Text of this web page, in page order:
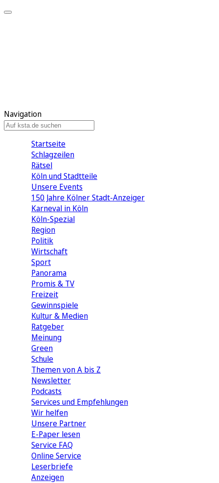
Navigation
Startseite
Schlagzeilen
Rätsel
Köln und Stadtteile
Unsere Events
150 Jahre Kölner Stadt-Anzeiger
Karneval in Köln
Köln-Spezial
Region
Politik
Wirtschaft
Sport
Panorama
Promis & TV
Freizeit
Gewinnspiele
Kultur & Medien
Ratgeber
Meinung
Green
Schule
Themen von A bis Z
Newsletter
Podcasts
Services und Empfehlungen
Wir helfen
Unsere Partner
E-Paper lesen
Service FAQ
Online Service
Leserbriefe
Anzeigen